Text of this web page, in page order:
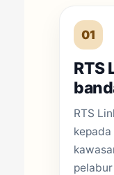
01
RTS
RTS
kepada